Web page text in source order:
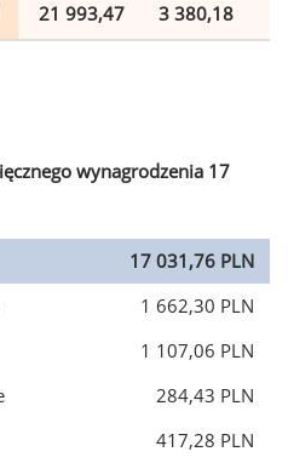
21 993,47 3 380,18
wynagrodzenia 17
17 031,76 PLN
1 662,30 PLN
1 107,06 PLN
284,43 PLN
417,28 PLN